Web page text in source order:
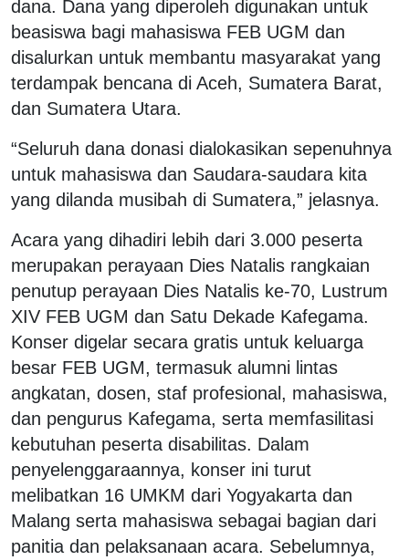
dana. Dana yang diperoleh digunakan untuk
beasiswa bagi mahasiswa FEB UGM dan
disalurkan untuk membantu masyarakat yang
terdampak bencana di Aceh, Sumatera Barat,
dan Sumatera Utara.
“Seluruh dana donasi dialokasikan sepenuhnya
untuk mahasiswa dan Saudara-saudara kita
yang dilanda musibah di Sumatera,” jelasnya.
Acara yang dihadiri lebih dari 3.000 peserta
merupakan perayaan Dies Natalis rangkaian
penutup perayaan Dies Natalis ke-70, Lustrum
XIV FEB UGM dan Satu Dekade Kafegama.
Konser digelar secara gratis untuk keluarga
besar FEB UGM, termasuk alumni lintas
angkatan, dosen, staf profesional, mahasiswa,
dan pengurus Kafegama, serta memfasilitasi
kebutuhan peserta disabilitas. Dalam
penyelenggaraannya, konser ini turut
melibatkan 16 UMKM dari Yogyakarta dan
Malang serta mahasiswa sebagai bagian dari
panitia dan pelaksanaan acara. Sebelumnya,